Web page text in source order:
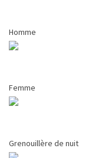
Homme
Femme
Grenouillère de nuit